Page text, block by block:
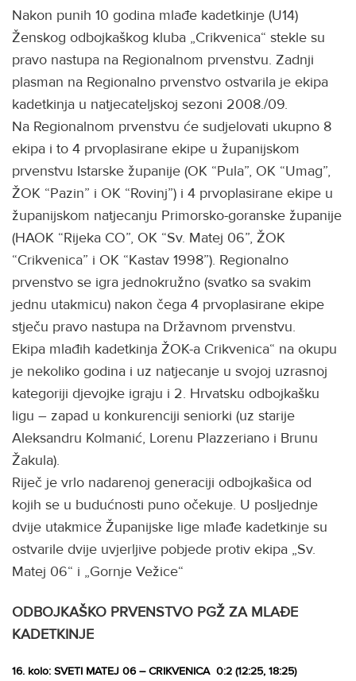
Nakon punih 10 godina mlađe kadetkinje (U14)
Ženskog odbojkaškog kluba „Crikvenica“ stekle su
pravo nastupa na Regionalnom prvenstvu. Zadnji
plasman na Regionalno prvenstvo ostvarila je ekipa
kadetkinja u natjecateljskoj sezoni 2008./09.
Na Regionalnom prvenstvu će sudjelovati ukupno 8
ekipa i to 4 prvoplasirane ekipe u županijskom
prvenstvu Istarske županije (OK “Pula”, OK “Umag”,
ŽOK “Pazin” i OK “Rovinj”) i 4 prvoplasirane ekipe u
županijskom natjecanju Primorsko-goranske županije
(HAOK “Rijeka CO”, OK “Sv. Matej 06”, ŽOK
“Crikvenica” i OK “Kastav 1998”). Regionalno
prvenstvo se igra jednokružno (svatko sa svakim
jednu utakmicu) nakon čega 4 prvoplasirane ekipe
stječu pravo nastupa na Državnom prvenstvu.
Ekipa mlađih kadetkinja ŽOK-a Crikvenica“ na okupu
je nekoliko godina i uz natjecanje u svojoj uzrasnoj
kategoriji djevojke igraju i 2. Hrvatsku odbojkašku
ligu – zapad u konkurenciji seniorki (uz starije
Aleksandru Kolmanić, Lorenu Plazzeriano i Brunu
Žakula).
Riječ je vrlo nadarenoj generaciji odbojkašica od
kojih se u budućnosti puno očekuje. U posljednje
dvije utakmice Županijske lige mlađe kadetkinje su
ostvarile dvije uvjerljive pobjede protiv ekipa „Sv.
Matej 06“ i „Gornje Vežice“
ODBOJKAŠKO PRVENSTVO PGŽ ZA MLAĐE
KADETKINJE
16. kolo: SVETI MATEJ 06 – CRIKVENICA 0:2 (12:25, 18:25)